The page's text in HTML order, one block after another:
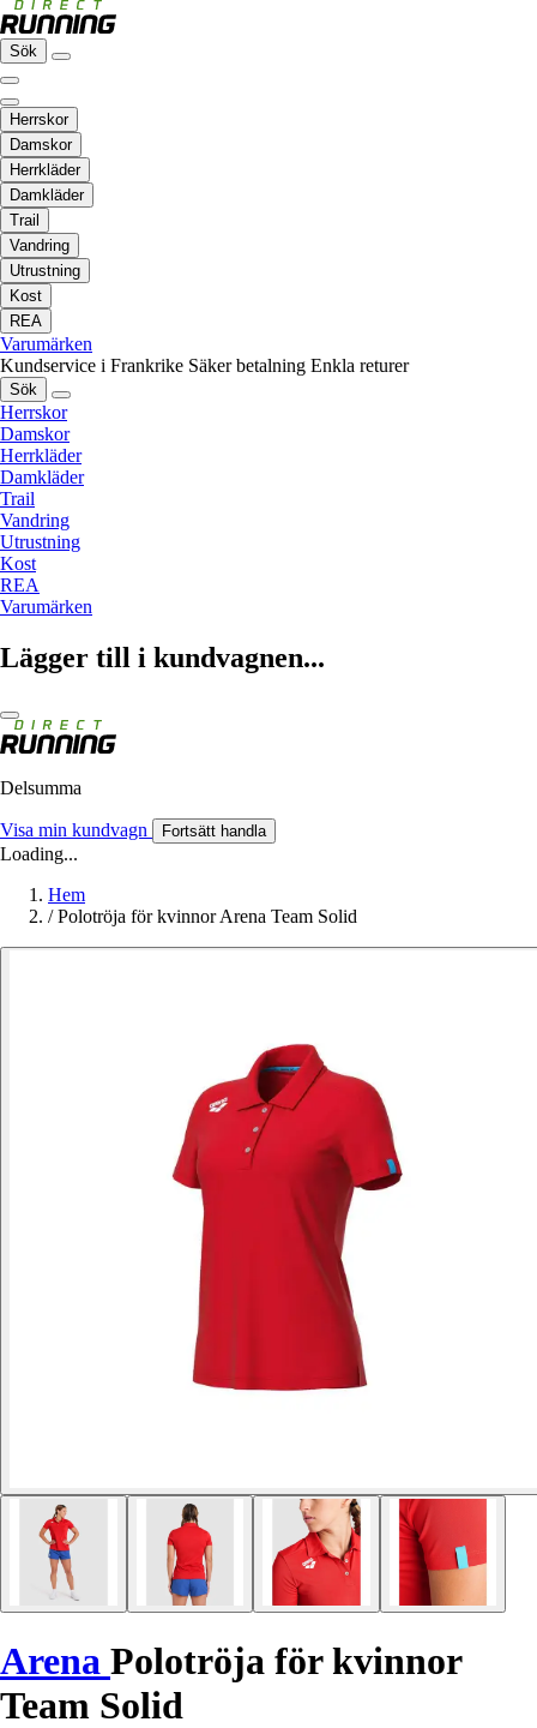
Sök
Herrskor
Damskor
Herrkläder
Damkläder
Trail
Vandring
Utrustning
Kost
REA
Varumärken
Kundservice i Frankrike Säker betalning Enkla returer
Sök
Herrskor
Damskor
Herrkläder
Damkläder
Trail
Vandring
Utrustning
Kost
REA
Varumärken
Lägger till i kundvagnen...
Delsumma
Visa min kundvagn Fortsätt handla
Loading...
Hem
/ Polotröja för kvinnor Arena Team Solid
Arena Polotröja för kvinnor
Team Solid